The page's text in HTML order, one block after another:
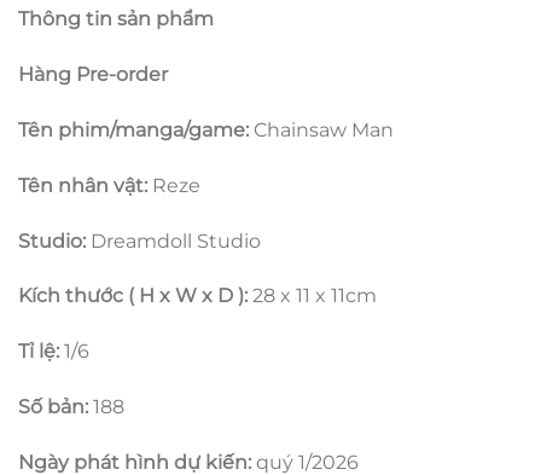
4.850.000 ₫
Thông tin sản phẩm
Hàng Pre-order
Tên phim/manga/game: Chainsaw Man
Tên nhân vật: Reze
Studio: Dreamdoll Studio
Kích thước ( H x W x D ): 28 x 11 x 11cm
Tỉ lệ: 1/6
Số bản: 188
Ngày phát hình dự kiến: quý 1/2026